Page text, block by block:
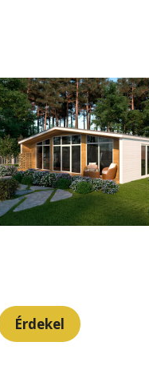
Érdekel